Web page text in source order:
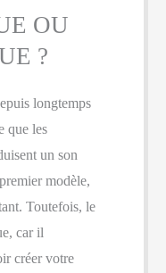
OU
?
longtemps
que les
un son
modèle,
Toutefois, le
car il
créer votre